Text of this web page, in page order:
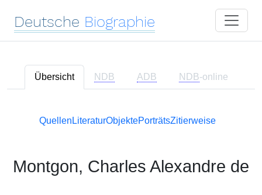
Deutsche Biographie
Übersicht NDB ADB NDB-online
Quellen LiteraturObjektePorträtsZitierweise
Montgon, Charles Alexandre de